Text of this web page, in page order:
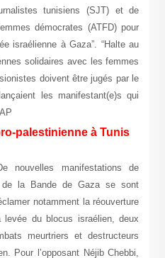
tunisiens (SJT) et de
démocrates (ATFD) pour
israélienne à Gaza”. “Halte au
solidaires avec les femmes
doivent être jugés par le
les manifestant(e)s qui
palestinienne à Tunis
nouvelles manifestations de
de la Bande de Gaza se sont
notamment la réouverture
du blocus israélien, deux
meurtriers et destructeurs
Pour l’opposant Néjib Chebbi,